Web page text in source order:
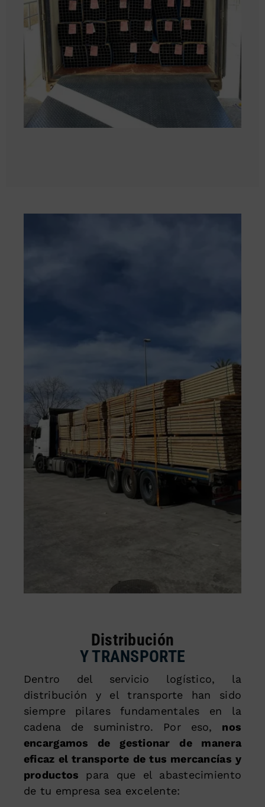
Distribución
Y TRANSPORTE
Dentro del servicio logístico, la
distribución y el transporte han sido
siempre pilares fundamentales en la
cadena de suministro. Por eso, nos
encargamos de gestionar de manera
eficaz el transporte de tus mercancías y
productos para que el abastecimiento
de tu empresa sea excelente: